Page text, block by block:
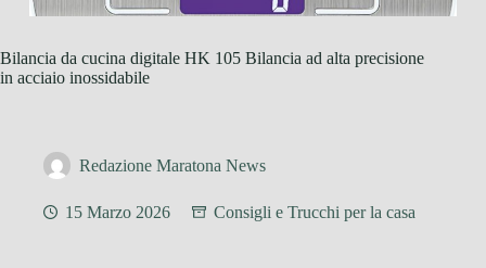
Bilancia da cucina digitale HK 105 Bilancia ad alta precisione
in acciaio inossidabile
Redazione Maratona News
15 Marzo 2026 Consigli e Trucchi per la casa